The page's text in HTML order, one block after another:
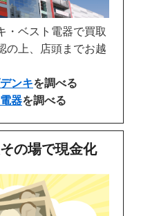
・ベスト電器で買取
の上、店頭までお越
ンキを調べる
器を調べる
の場で現金化